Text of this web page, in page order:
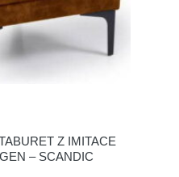
Z IMITACE
– SCANDIC